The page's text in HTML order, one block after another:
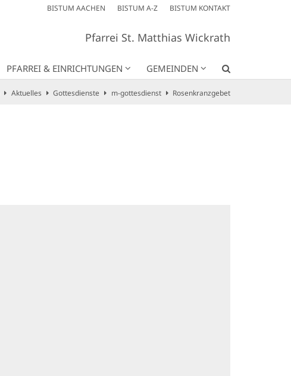
BISTUM AACHEN BISTUM A-Z BISTUM KONTAKT
Pfarrei St. Matthias Wickrath
PFARREI & EINRICHTUNGEN GEMEINDEN
Aktuelles Gottesdienste m-gottesdienst Rosenkranzgebet